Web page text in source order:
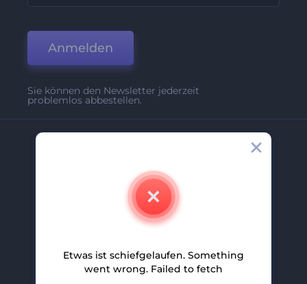
Anmelden
Sie können den Newsletter jederzeit
problemlos abbestellen.
Partnerprogramm
Etwas ist schiefgelaufen. Something
went wrong. Failed to fetch